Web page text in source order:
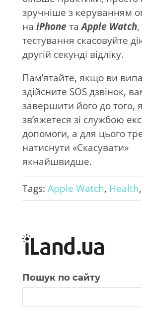
зручніше з керуванням
на iPhone таApple Watch,
тестування скасовуйте
другій секунді відліку.
Пам’ятайте, якщо ви
здійсните SOS дзвінок,
завершити його до того,
зв’яжетеся зі службою
допомоги, а для цього
натиснути «Скасувати»
якнайшвидше.
Tags: Apple Watch, Health,
Пошук по сайту